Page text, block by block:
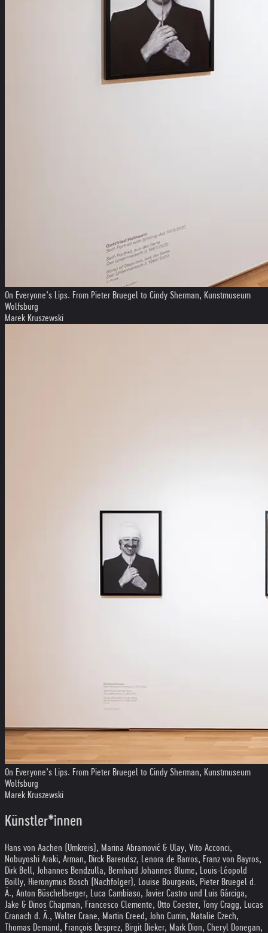
On Everyone’s Lips. From Pieter Bruegel to Cindy Sherman, Kunstmuseum
Wolfsburg
Marek Kruszewski
On Everyone’s Lips. From Pieter Bruegel to Cindy Sherman, Kunstmuseum
Wolfsburg
Marek Kruszewski
Künstler*innen
Hans von Aachen (Umkreis), Marina Abramović & Ulay, Vito Acconci,
Nobuyoshi Araki, Arman, Dirck Barendsz, Lenora de Barros, Franz von Bayros,
Dirk Bell, Johannes Bendzulla, Bernhard Johannes Blume, Louis-Léopold
Boilly, Hieronymus Bosch (Nachfolger), Louise Bourgeois, Pieter Bruegel d.
Ä., Anton Büschelberger, Luca Cambiaso, Javier Castro und Luis Gárciga,
Jake & Dinos Chapman, Francesco Clemente, Otto Coester, Tony Cragg, Lucas
Cranach d. Ä., Walter Crane, Martin Creed, John Currin, Natalie Czech,
Thomas Demand, François Desprez, Birgit Dieker, Mark Dion, Cheryl Donegan,